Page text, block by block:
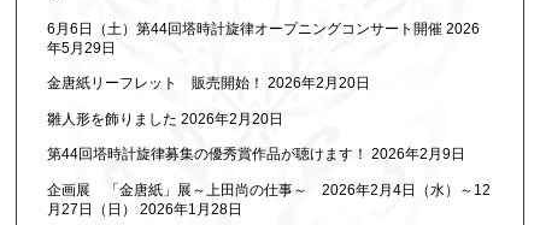
6月6日（土）第44回塔時計旋律オープニングコンサート開催 2026
年5月29日
金唐紙リーフレット 販売開始！ 2026年2月20日
雛人形を飾りました 2026年2月20日
第44回塔時計旋律募集の優秀賞作品が聴けます！ 2026年2月9日
企画展 「金唐紙」展～上田尚の仕事～ 2026年2月4日（水）～12
月27日（日）
2026年1月28日